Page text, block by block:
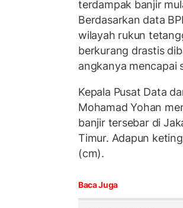
terdampak banjir
Berdasarkan data
wilayah rukun
berkurang drastis
angkanya mencapai
Kepala Pusat Data
Mohamad Yohan
banjir tersebar di
Timur. Adapun
(cm).
Baca Juga